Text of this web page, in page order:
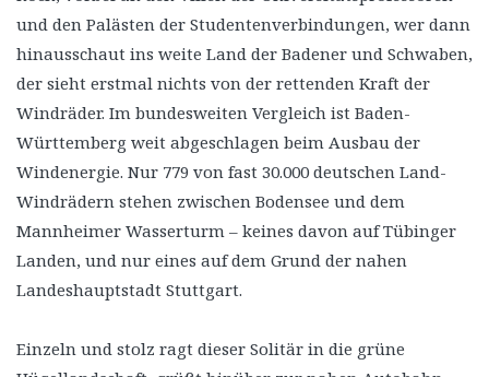
und den Palästen der Studentenverbindungen, wer dann
hinausschaut ins weite Land der Badener und Schwaben,
der sieht erstmal nichts von der rettenden Kraft der
Windräder. Im bundesweiten Vergleich ist Baden-
Württemberg weit abgeschlagen beim Ausbau der
Windenergie. Nur 779 von fast 30.000 deutschen Land-
Windrädern stehen zwischen Bodensee und dem
Mannheimer Wasserturm – keines davon auf Tübinger
Landen, und nur eines auf dem Grund der nahen
Landeshauptstadt Stuttgart.
Einzeln und stolz ragt dieser Solitär in die grüne